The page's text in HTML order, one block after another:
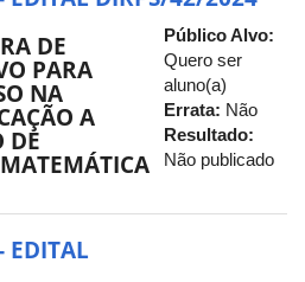
DE
PARA
NA
A
DE
Público Alvo:
Quero ser
aluno(a)
Errata: Não
Resultado:
Não publicado